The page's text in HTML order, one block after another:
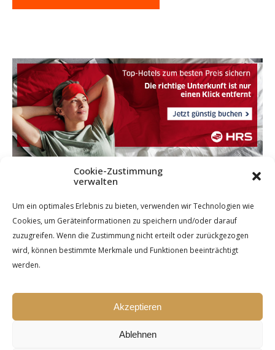
Cookie-Zustimmung
verwalten
Um ein optimales Erlebnis zu bieten, verwenden wir Technologien wie
Cookies, um Geräteinformationen zu speichern und/oder darauf
zuzugreifen. Wenn die Zustimmung nicht erteilt oder zurückgezogen
wird, können bestimmte Merkmale und Funktionen beeinträchtigt
werden.
Akzeptieren
Ablehnen